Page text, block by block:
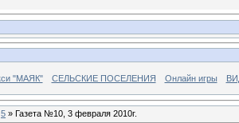
"МАЯК" СЕЛЬСКИЕ ПОСЕЛЕНИЯ Онлайн игры
5 » Газета №10, 3 февраля 2010г.